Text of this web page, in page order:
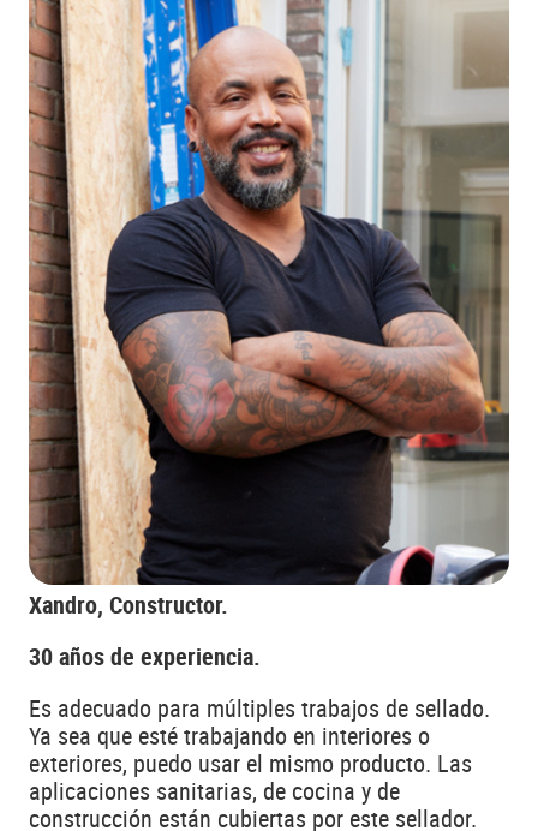
Xandro, Constructor.
30 años de experiencia.
Es adecuado para múltiples trabajos de sellado.
Ya sea que esté trabajando en interiores o
exteriores, puedo usar el mismo producto. Las
aplicaciones sanitarias, de cocina y de
construcción están cubiertas por este sellador.